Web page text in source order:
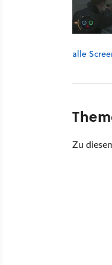
alle
Zu